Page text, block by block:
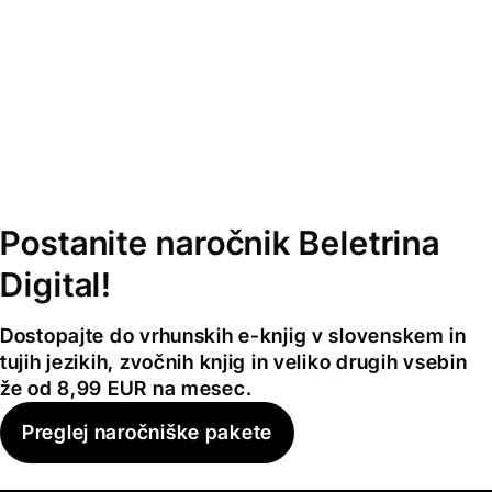
Postanite naročnik Beletrina
Digital!
Dostopajte do vrhunskih e-knjig v slovenskem in
tujih jezikih, zvočnih knjig in veliko drugih vsebin
že od 8,99 EUR na mesec.
Preglej naročniške pakete